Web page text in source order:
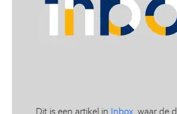
Dit is een artikel in Inbox , waar de